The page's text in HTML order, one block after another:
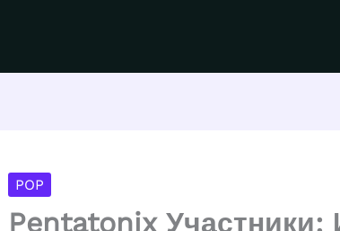
POP
Pentatonix Участники: